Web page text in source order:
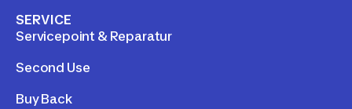
SERVICE
Servicepoint & Reparatur
Second Use
Buy Back